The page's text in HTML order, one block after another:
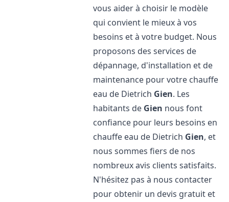
vous aider à choisir le modèle
qui convient le mieux à vos
besoins et à votre budget. Nous
proposons des services de
dépannage, d'installation et de
maintenance pour votre chauffe
eau de Dietrich Gien. Les
habitants de Gien nous font
confiance pour leurs besoins en
chauffe eau de Dietrich Gien, et
nous sommes fiers de nos
nombreux avis clients satisfaits.
N'hésitez pas à nous contacter
pour obtenir un devis gratuit et